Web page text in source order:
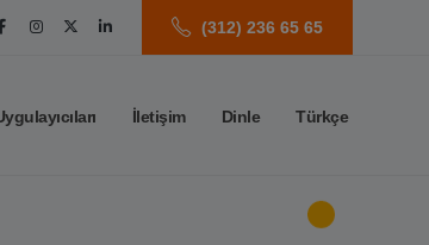
(312) 236 65 65
İletişim Dinle Türkçe